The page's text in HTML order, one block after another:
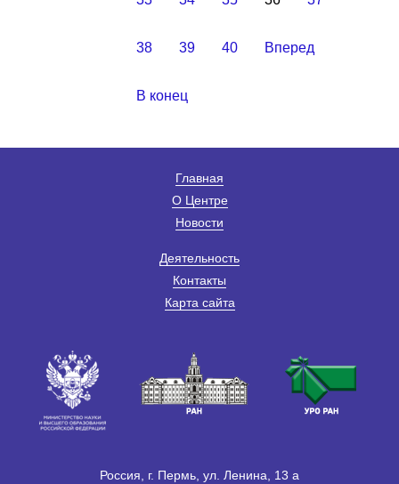
38 39 40 Вперед
В конец
Главная
О Центре
Новости
Деятельность
Контакты
Карта сайта
Россия, г. Пермь, ул. Ленина, 13 а